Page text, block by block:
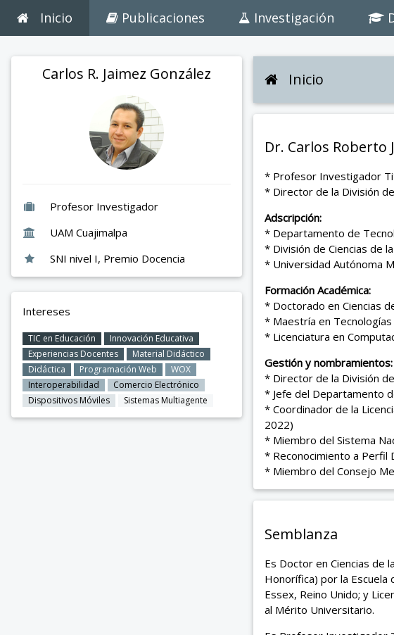
Inicio Publicaciones Investigación
Carlos R. Jaimez González
Profesor Investigador
UAM Cuajimalpa
SNI nivel I, Premio Docencia
Intereses
TIC en Educación
Innovación Educativa
Experiencias Docentes
Material Didáctico
Didáctica
Programación Web
WOX
Interoperabilidad
Comercio Electrónico
Dispositivos Móviles
Sistemas Multiagente
Inicio
Dr. Carlos Roberto
* Profesor Investigador
* Director de la División
Adscripción:
* Departamento de
* División de Ciencias de
* Universidad Autónoma
Formación Académica:
* Doctorado en Ciencias
* Maestría en
* Licenciatura en
Gestión y nombramientos:
* Director de la División
* Jefe del Departamento
* Coordinador de la
2022)
* Miembro del Sistema
* Reconocimiento a Perfil
* Miembro del Consejo
Semblanza
Es Doctor en Ciencias de
Honorífica) por la Escuela
Essex, Reino Unido; y
al Mérito Universitario.